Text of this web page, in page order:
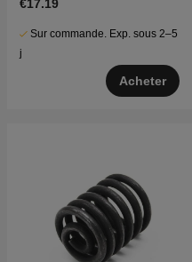
€17.19
Sur commande. Exp. sous 2–5
j
Acheter